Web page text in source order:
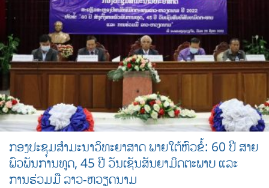
ກອງປະຊຸມສຳມະນາວິທະຍາສາດ ພາຍໃຕ້ຫົວຂໍ້: 60 ປີ ສາຍ
ພົວພັນການທູດ, 45 ປີ ວັນເຊັນສັນຍາມິດຕະພາບ ແລະ
ການຮ່ວມມື ລາວ-ຫວຽດນາມ